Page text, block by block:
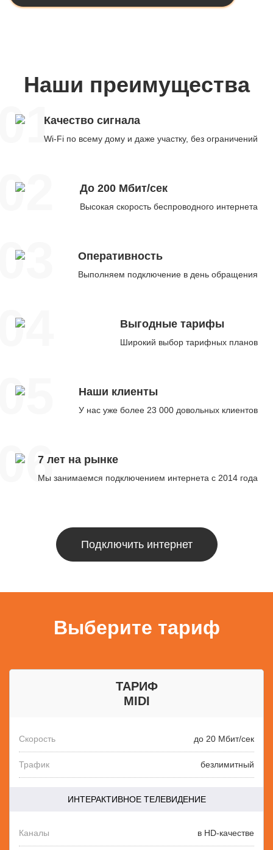
Наши преимущества
Качество сигнала
Wi-Fi по всему дому и даже участку, без ограничений
До 200 Мбит/сек
Высокая скорость беспроводного интернета
Оперативность
Выполняем подключение в день обращения
Выгодные тарифы
Широкий выбор тарифных планов
Наши клиенты
У нас уже более 23 000 довольных клиентов
7 лет на рынке
Мы занимаемся подключением интернета с 2014 года
Подключить интернет
Выберите тариф
ТАРИФ
MIDI
Скорость до 20 Мбит/сек
Трафик безлимитный
ИНТЕРАКТИВНОЕ ТЕЛЕВИДЕНИЕ
Каналы в HD-качестве